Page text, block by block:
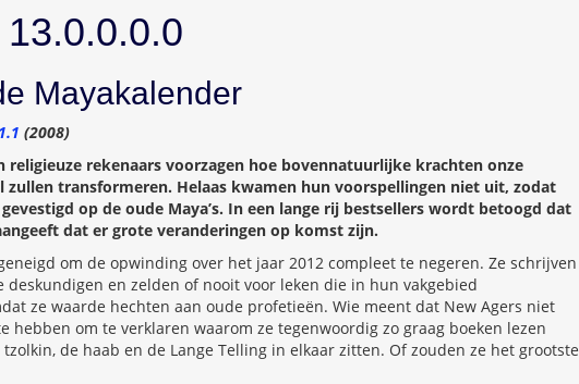
Mayakalender
(2008)
religieuze rekenaars voorzagen hoe bovennatuurlijke krachten onze
transformeren. Helaas kwamen hun voorspellingen niet uit, zodat
op de oude Maya’s. In een lange rij bestsellers wordt betoogd dat
dat er grote veranderingen op komst zijn.
geneigd om de opwinding over het jaar 2012 compleet te negeren. Ze schrijven
deskundigen en zelden of nooit voor leken die in hun vakgebied
ze waarde hechten aan oude profetieën. Wie meent dat New Agers niet
hebben om te verklaren waarom ze tegenwoordig zo graag boeken lezen
de haab en de Lange Telling in elkaar zitten. Of zouden ze het grootste